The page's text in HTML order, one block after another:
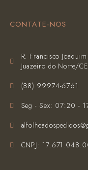
CONTATE-NOS
R. Francisco
Juazeiro do Norte/CE
(‪88) 99974-6761‬
Seg - Sex: 07:20 -
CNPJ: